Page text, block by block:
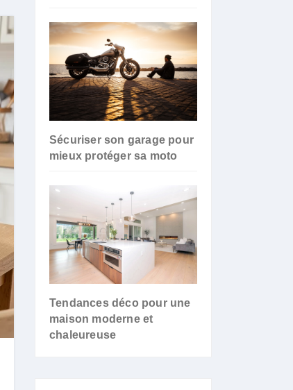
Sécuriser son garage pour
mieux protéger sa moto
Tendances déco pour une
maison moderne et
chaleureuse